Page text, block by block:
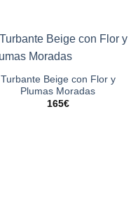
Turbante Beige con Flor y
Plumas Moradas
165€